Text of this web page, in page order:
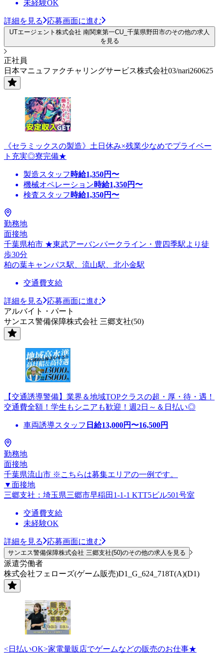
未経験OK
詳細を見る 応募画面に進む
UTエージェント株式会社 南関東第一CU_千葉県野田市のその他の求人
を見る
正社員
日本マニュファクチャリングサービス株式会社03/nari260625
《セラミックスの製造》土日休み×残業少なめでプライベー
ト充実◎寮完備★
製造スタッフ 時給1,350円〜
機械オペレーション時給1,350円〜
検査スタッフ 時給1,350円〜
勤務地
面接地
千葉県柏市 ★東武アーバンパークライン・豊四季駅より徒
歩30分
柏の葉キャンパス駅、流山駅、北小金駅
交通費支給
詳細を見る
応募画面に進む
アルバイト・パート
サンエス警備保障株式会社 三郷支社(50)
【交通誘導警備】業界＆地域TOPクラスの超・厚・待・遇！
交通費全額！学生もシニアも歓迎！週2日～＆日払い◎
車両誘導スタッフ 日給13,000円〜16,500円
勤務地
面接地
千葉県流山市 ※こちらは募集エリアの一例です。
▼面接地
三郷支社：埼玉県三郷市早稲田1-1-1 KTT5ビル501号室
交通費支給
未経験OK
詳細を見る 応募画面に進む
サンエス警備保障株式会社 三郷支社(50)のその他の求人を見る
派遣労働者
株式会社フェローズ(ゲーム販売)D1_G_624_718T(A)(D1)
<日払いOK>家電量販店でゲームなどの販売のお仕事★